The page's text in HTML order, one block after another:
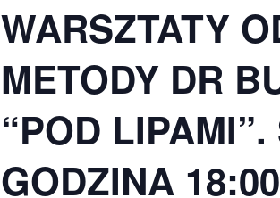
WARSZTATY
METODY DR
“POD
GODZINA